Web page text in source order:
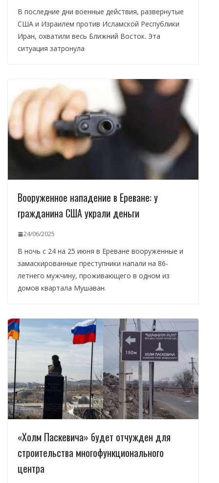
В последние дни военные действия, развернутые
США и Израилем против Исламской Республики
Иран, охватили весь Ближний Восток. Эта
ситуация затронула
Вооруженное нападение в Ереване: у
гражданина США украли деньги
24/06/2025
В ночь с 24 на 25 июня в Ереване вооруженные и
замаскированные преступники напали на 86-
летнего мужчину, проживающего в одном из
домов квартала Мушаван.
«Холм Паскевича» будет отчужден для
строительства многофункционального
центра